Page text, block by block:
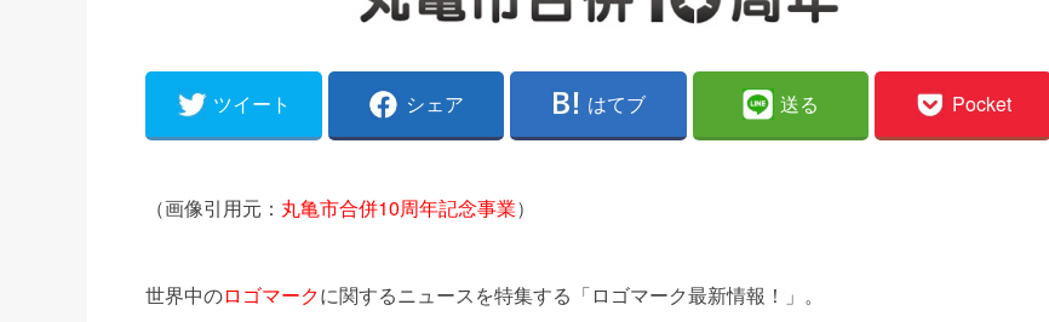
ツイート シェア はてブ 送る Pocket
（画像引用元： 丸亀市合併10周年記念事業）
世界中のロゴマークに関するニュースを特集する「ロゴマーク最新情報！」。